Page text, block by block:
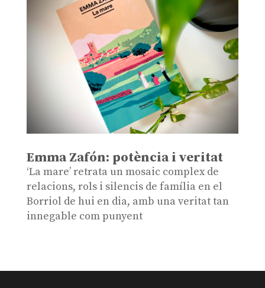
Emma Zafón: potència i veritat
‘La mare’ retrata un mosaic complex de
relacions, rols i silencis de família en el
Borriol de hui en dia, amb una veritat tan
innegable com punyent